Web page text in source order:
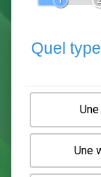
En 5
Gratuit,
Quel